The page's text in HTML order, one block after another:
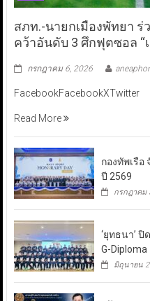
สภท.-นายกเมืองพัทยา
คว้าอันดับ 3 ศึกฟุตซอล “
กรกฎาคม 6, 2026
FacebookFacebookXTwitter
Read More
กองทัพเรือ
ปี 2569
กรกฎาคม
‘ยุทธนา’
G-Diploma
มิถุนายน